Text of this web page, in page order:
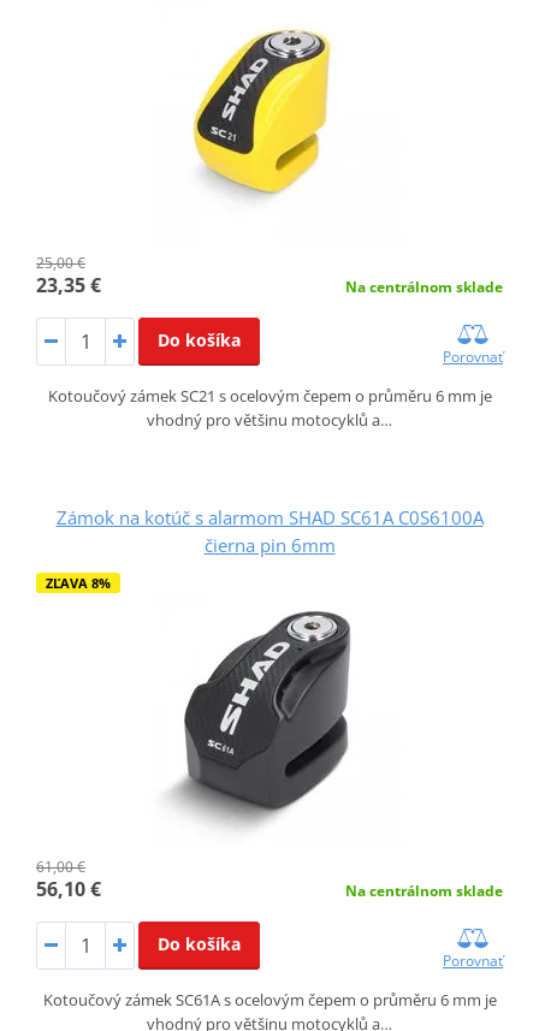
25,00 €
23,35 € Na centrálnom sklade
Do košíka
Porovnať
Kotoučový zámek SC21 s ocelovým čepem o průměru 6 mm je
vhodný pro většinu motocyklů a…
Zámok na kotúč s alarmom SHAD SC61A C0S6100A
čierna pin 6mm
ZĽAVA 8%
61,00 €
56,10 € Na centrálnom sklade
Do košíka
Porovnať
Kotoučový zámek SC61A s ocelovým čepem o průměru 6 mm je
vhodný pro většinu motocyklů a…